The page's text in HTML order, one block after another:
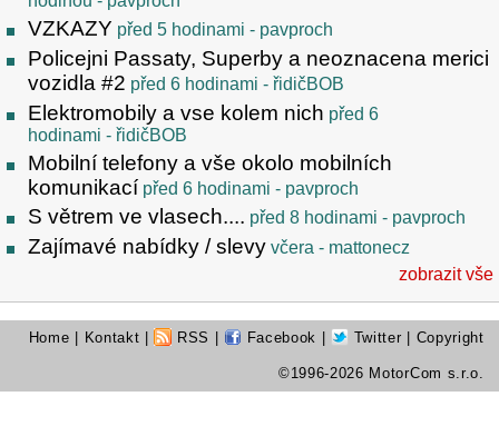
VZKAZY před 5 hodinami - pavproch
Policejni Passaty, Superby a neoznacena merici
vozidla #2 před 6 hodinami - řidičBOB
Elektromobily a vse kolem nich před 6
hodinami - řidičBOB
Mobilní telefony a vše okolo mobilních
komunikací před 6 hodinami - pavproch
S větrem ve vlasech.... před 8 hodinami - pavproch
Zajímavé nabídky / slevy včera - mattonecz
zobrazit vše
Home Kontakt RSS Facebook Twitter | Copyright
©1996-2026 MotorCom s.r.o.